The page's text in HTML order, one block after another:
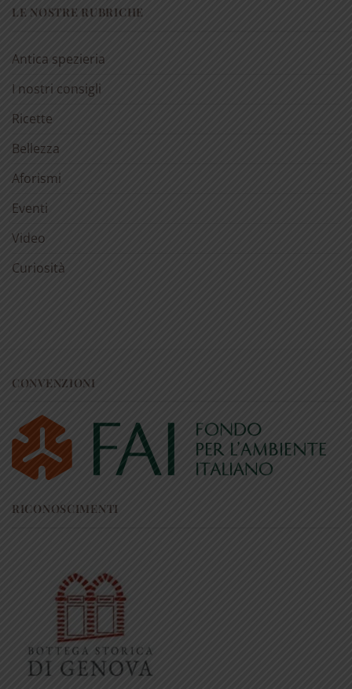
LE NOSTRE RUBRICHE
Antica spezieria
I nostri consigli
Ricette
Bellezza
Aforismi
Eventi
Video
Curiosità
CONVENZIONI
RICONOSCIMENTI